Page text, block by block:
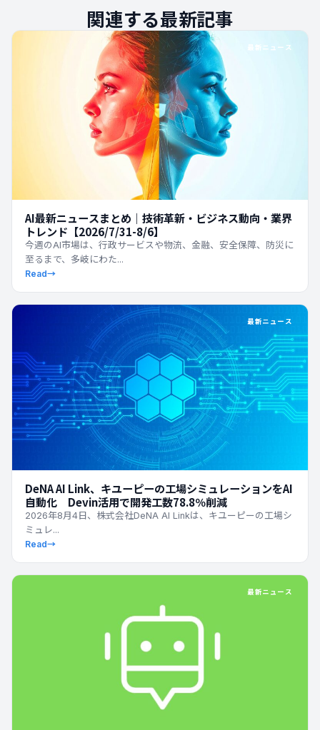
関連する最新記事
最新ニュース
AI最新ニュースまとめ｜技術革新・ビジネス動向・業界
トレンド【2026/7/31-8/6】
今週のAI市場は、行政サービスや物流、金融、安全保障、防災に
至るまで、多岐にわた...
Read→
最新ニュース
DeNA AI Link、キユーピーの工場シミュレーションをAI
自動化 Devin活用で開発工数78.8％削減
2026年8月4日、株式会社DeNA AI Linkは、キユーピーの工場シ
ミュレ...
Read→
最新ニュース